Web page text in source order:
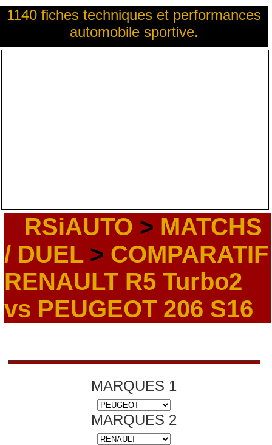
1140 fiches techniques et performances
automobile sportive.
RSiAUTO > MATCHS
/ DUEL> COMPARATIF
RENAULT R5 Turbo2
vs PEUGEOT 206 S16
MARQUES 1
MARQUES 2